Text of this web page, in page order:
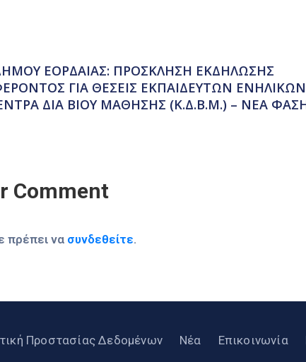
ΕΟΡΔΑΙΑΣ: ΠΡΟΣΚΛΗΣΗ ΕΚΔΗΛΩΣΗΣ
ΓΙΑ ΘΕΣΕΙΣ ΕΚΠΑΙΔΕΥΤΩΝ ΕΝΗΛΙΚΩΝ
ΔΙΑ ΒΙΟΥ ΜΑΘΗΣΗΣ (Κ.Δ.Β.Μ.) – ΝΕΑ
Comment
πρέπει να συνδεθείτε.
Προστασίας Δεδομένων Νέα Επικοινωνία